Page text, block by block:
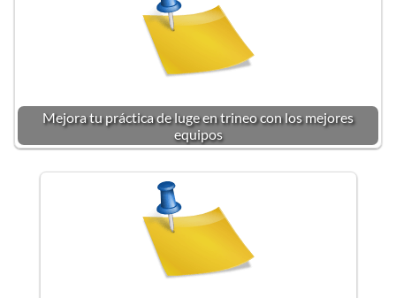
Mejora tu práctica de luge en trineo con los mejores
equipos